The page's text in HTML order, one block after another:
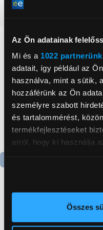
Az Ön adatainak
Mi és a 1022 partnerünk
adatait, így például az
használva, mint a sütik,
hozzáférünk az Ön
személyre szabott
és tartalommérést,
termékfejlesztéseket
arról, hogy ki használja
elhelyezkedéséről
Az Ön Összes
Részletes ismertető
Gorenje NRS8182KX